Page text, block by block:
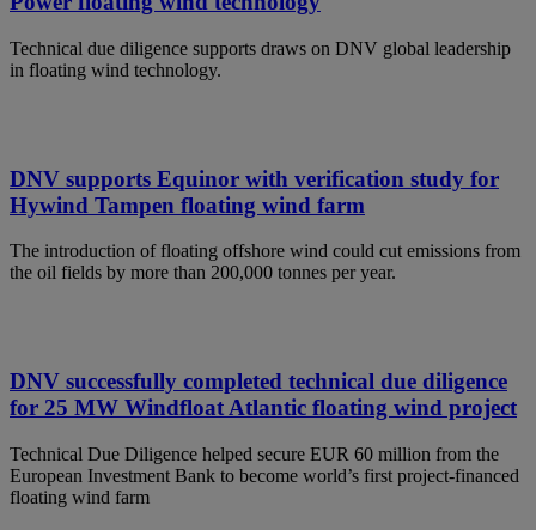
Technical due diligence supports draws on DNV global leadership
in floating wind technology.
DNV supports Equinor with verification study for
Hywind Tampen floating wind farm
The introduction of floating offshore wind could cut emissions from
the oil fields by more than 200,000 tonnes per year.
DNV successfully completed technical due diligence
for 25 MW Windfloat Atlantic floating wind project
Technical Due Diligence helped secure EUR 60 million from the
European Investment Bank to become world’s first project-financed
floating wind farm